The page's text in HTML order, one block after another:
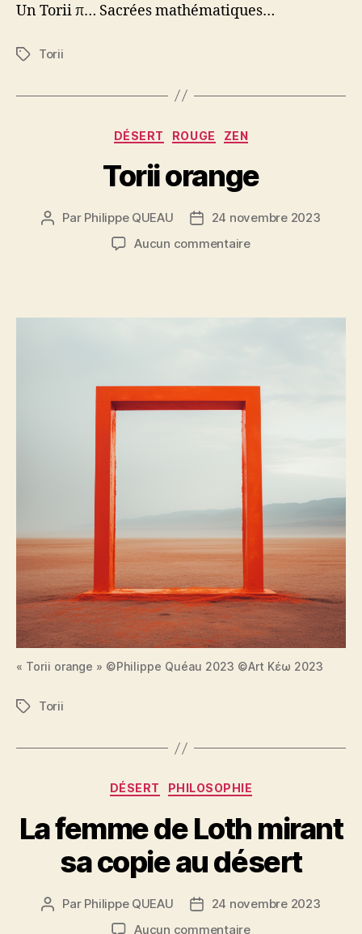
Un Torii π… Sacrées mathématiques…
Étiquettes
Torii
Catégories
DÉSERT ROUGE ZEN
Torii orange
Auteur
Par Philippe QUEAU
Date24 novembre 2023
Aucun commentairesur
« Torii orange » ©Philippe Quéau 2023 ©Art Κέω 2023
Étiquettes
Torii
Catégories
DÉSERT PHILOSOPHIE
La femme de Loth mirant
sa copie au désert
Auteur
Par Philippe QUEAU
Date24 novembre 2023
Aucun commentairesur